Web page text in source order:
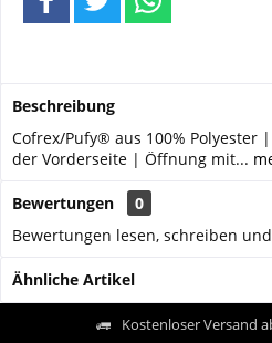
Beschreibung
Cofrex/Pufy® aus 100% Polyester
der Vorderseite | Öffnung mit...
Bewertungen
0
Bewertungen lesen, schreiben
Ähnliche Artikel
Kostenloser Versand